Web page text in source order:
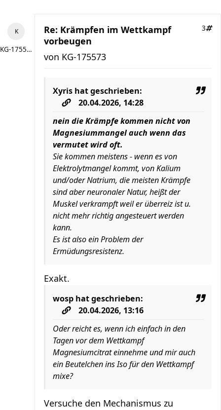
KG-175573
Re: Krämpfen im Wettkampf
vorbeugen
3
von KG-175573
Xyris hat geschrieben:
20.04.2026, 14:28
nein die Krämpfe kommen nicht von
Magnesiummangel auch wenn das
vermutet wird oft.
Sie kommen meistens - wenn es von
Elektrolytmangel kommt, von Kalium
und/oder Natrium, die meisten Krämpfe
sind aber neuronaler Natur, heißt der
Muskel verkrampft weil er überreiz ist u.
nicht mehr richtig angesteuert werden
kann.
Es ist also ein Problem der
Ermüdungsresistenz.
Exakt.
wosp hat geschrieben:
20.04.2026, 13:16
Oder reicht es, wenn ich einfach in den
Tagen vor dem Wettkampf
Magnesiumcitrat einnehme und mir auch
ein Beutelchen ins Iso für den Wettkampf
mixe?
Versuche den Mechanismus zu